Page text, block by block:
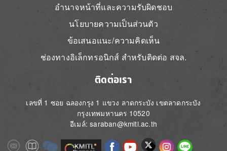
อำนาจหน้าที่และความรับผิดชอบ
นโยบายความเป็นส่วนตัว
ข้อเสนอแนะ/ความคิดเห็น
ช่องทางอิเล็กทรอนิกส์ สำหรับติดต่อ สจล.
ติดต่อเรา
เลขที่ 1 ซอย ฉลองกรุง 1 แขวง ลาดกระบัง เขตลาดกระบัง
กรุงเทพมหานคร 10520
อีเมล์: saraban@kmitl.ac.th
ImageImageImage Image ImageImageImageImageImage